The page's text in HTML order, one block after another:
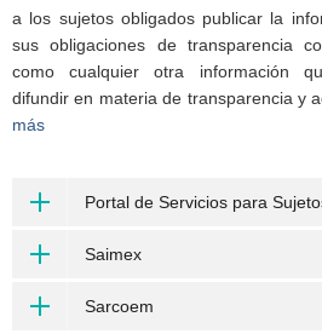
a los sujetos obligados publicar la
sus obligaciones de transparencia
como cualquier otra información
difundir en materia de transparencia y
más
Portal de Servicios para
Saimex
Sarcoem